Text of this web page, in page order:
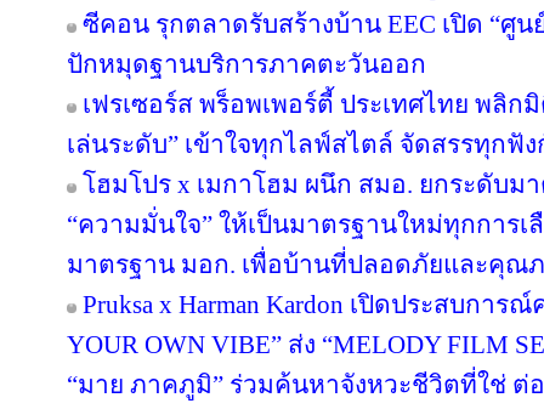
ซีคอน รุกตลาดรับสร้างบ้าน EEC เปิด “ศู
ปักหมุดฐานบริการภาคตะวันออก
เฟรเซอร์ส พร็อพเพอร์ตี้ ประเทศไทย พลิ
เล่นระดับ” เข้าใจทุกไลฟ์สไตล์ จัดสรรทุกฟั
โฮมโปร x เมกาโฮม ผนึก สมอ. ยกระดับม
“ความมั่นใจ” ให้เป็นมาตรฐานใหม่ทุกการ
มาตรฐาน มอก. เพื่อบ้านที่ปลอดภัยและคุณ
Pruksa x Harman Kardon เปิดประสบกา
YOUR OWN VIBE” ส่ง “MELODY FILM
“มาย ภาคภูมิ” ร่วมค้นหาจังหวะชีวิตที่ใช่ ต่